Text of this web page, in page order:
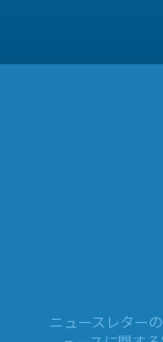
ニュースレター